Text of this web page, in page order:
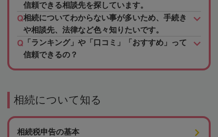
信頼できる相談先を探しています。
相続についてわからない事が多いため、手続き
や相談先、法律など色々知りたいです。
「ランキング」や「口コミ」「おすすめ」って
信頼できるの？
相続について知る
相続税申告の基本